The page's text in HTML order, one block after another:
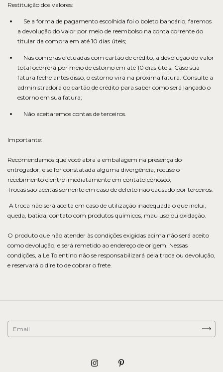
Restituição dos valores:
Se a forma de pagamento escolhida foi o boleto bancário, faremos
a devolução do valor por meio de reembolso na conta corrente do
titular da compra em até 10 dias úteis;
Nas compras efetuadas com cartão de crédito, a devolução do valor
total ocorrerá por meio de estorno em até 10 dias úteis. Caso sua
fatura feche antes disso, o estorno virá na próxima fatura. Consulte a
administradora do cartão de crédito para saber como será lançado o
estorno em sua fatura;
Não aceitaremos contas de terceiros.
Importante:
Recomendamos que você abra a embalagem na presença do
entregador, e se for constatada alguma divergência, recuse o
recebimento e entre imediatamente em contato conosco;
Trocas são aceitas somente em caso de defeito não causado por terceiros.
A troca não será aceita em caso de utilização inadequada o que inclui,
queda, batida, contato com produtos químicos, mau uso ou oxidação.
​O produto que não atender às condições exigidas acima não será aceito
como devolução, e será remetido ao endereço de origem. Nessas
condições, a Le Tolentino não se responsabilizará pela troca ou devolução,
e reservará o direito de cobrar o frete.